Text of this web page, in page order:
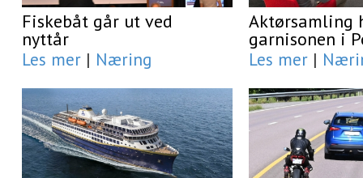
Fiskebåt går ut ved
nyttår
Les mer | Næring
Aktørsamling
garnisonen i
Les mer |